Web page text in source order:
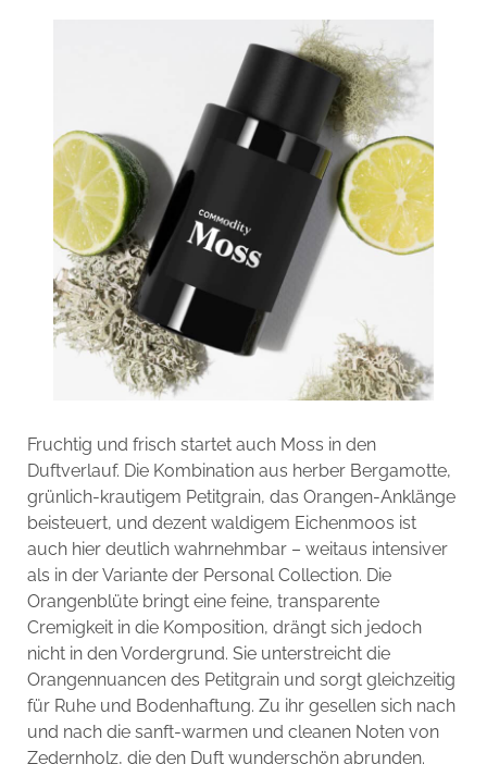
Fruchtig und frisch startet auch Moss in den
Duftverlauf. Die Kombination aus herber Bergamotte,
grünlich-krautigem Petitgrain, das Orangen-Anklänge
beisteuert, und dezent waldigem Eichenmoos ist
auch hier deutlich wahrnehmbar – weitaus intensiver
als in der Variante der Personal Collection. Die
Orangenblüte bringt eine feine, transparente
Cremigkeit in die Komposition, drängt sich jedoch
nicht in den Vordergrund. Sie unterstreicht die
Orangennuancen des Petitgrain und sorgt gleichzeitig
für Ruhe und Bodenhaftung. Zu ihr gesellen sich nach
und nach die sanft-warmen und cleanen Noten von
Zedernholz, die den Duft wunderschön abrunden.